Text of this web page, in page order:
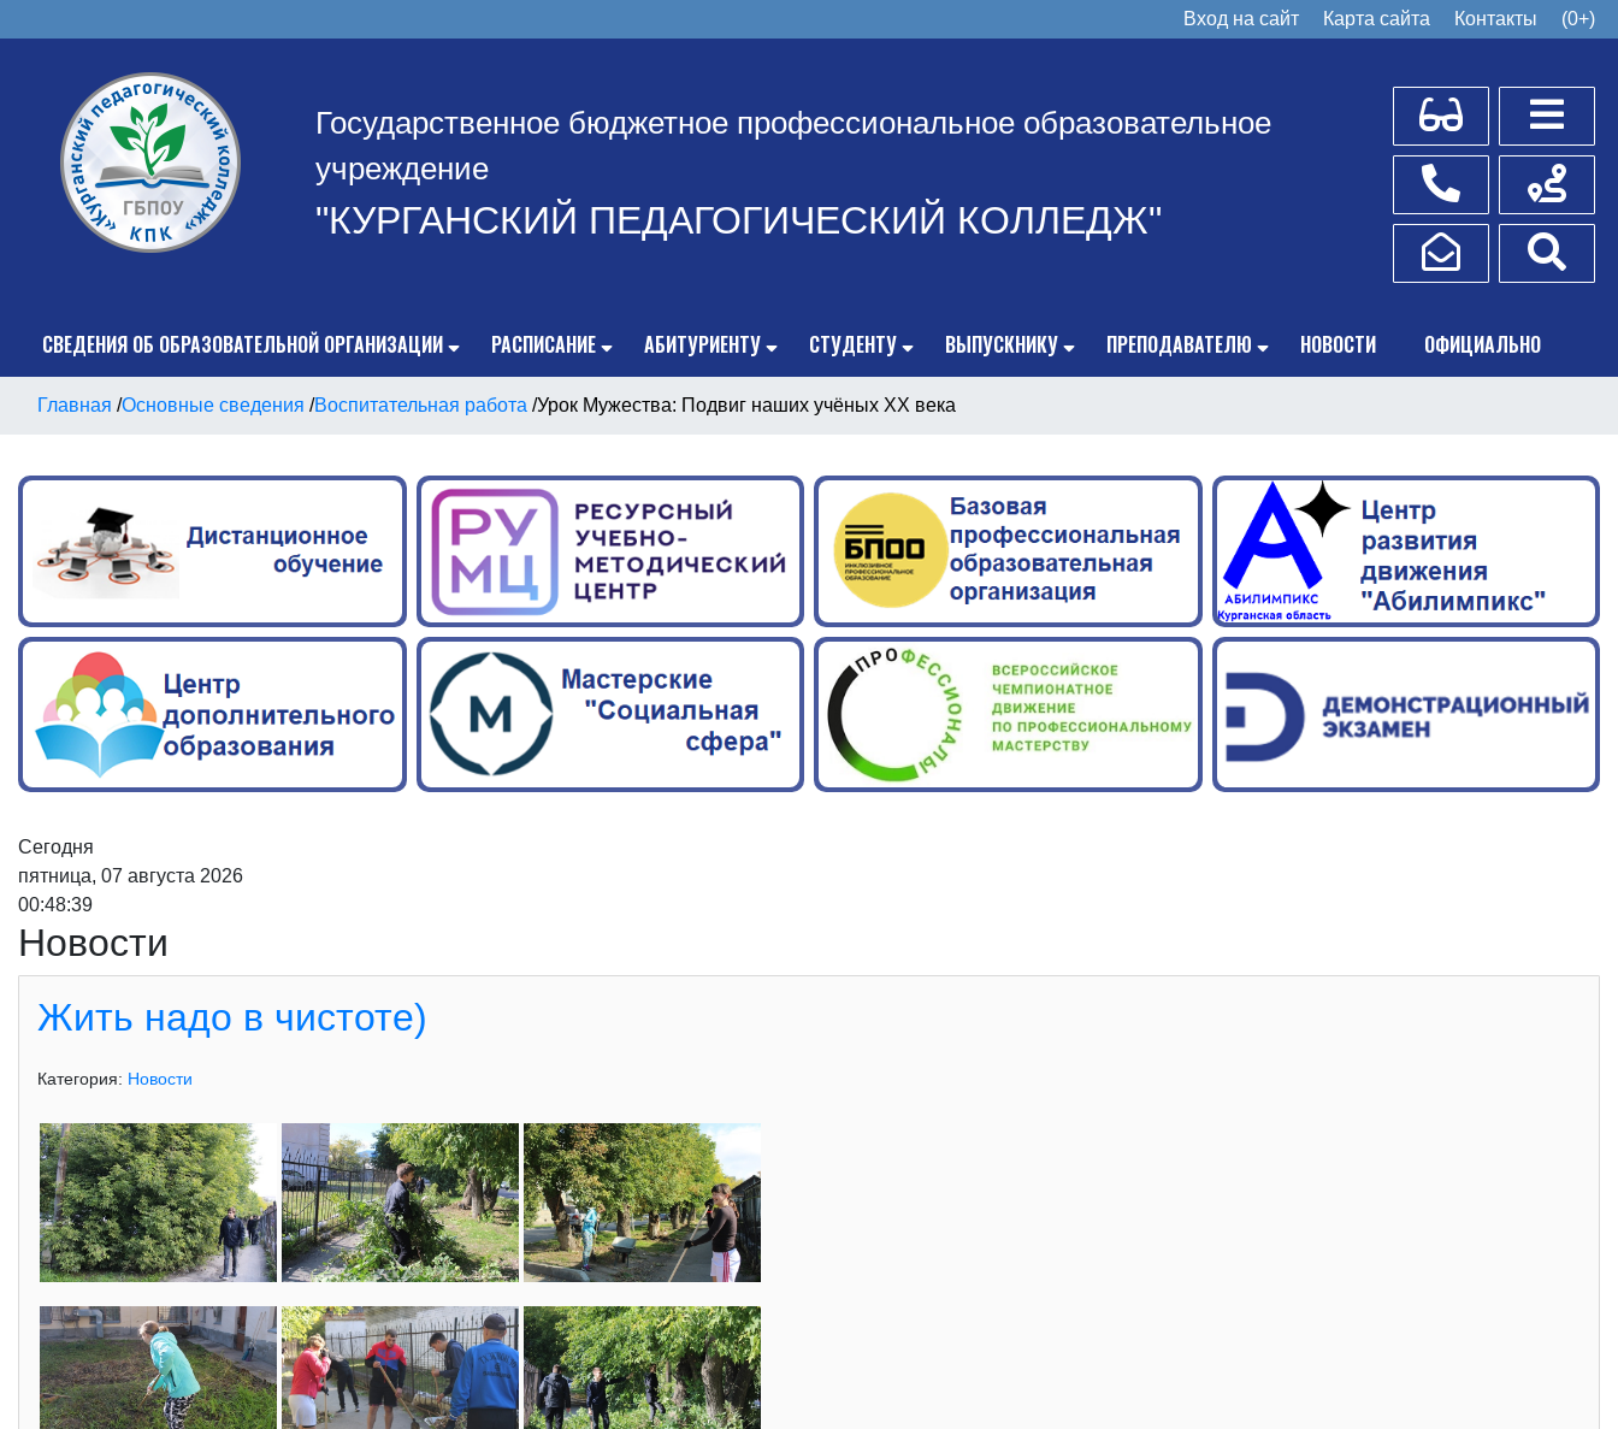
Вход на сайт Карта сайта Контакты (0+)
Государственное бюджетное профессиональное образовательное
учреждение
"КУРГАНСКИЙ ПЕДАГОГИЧЕСКИЙ КОЛЛЕДЖ"
Для слабовидящих
Телефоны
Написать обращение
Схема
СВЕДЕНИЯ ОБ ОБРАЗОВАТЕЛЬНОЙ ОРГАНИЗАЦИИ РАСПИСАНИЕ АБИТУРИЕНТУ СТУДЕНТУ ВЫПУСКНИКУ ПРЕПОДАВАТЕЛЮ НОВОСТИ ОФИЦИАЛЬНО
Главная /Основные сведения /Воспитательная работа /Урок Мужества: Подвиг наших учёных XX века
Сегодня
пятница, 07 августа 2026
00:48:40
Новости
Жить надо в чистоте)
Категория: Новости